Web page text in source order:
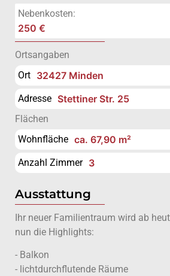
Nebenkosten:
250 €
Ortsangaben
Ort 32427 Minden
Adresse Stettiner Str. 25
Flächen
Wohnfläche ca. 67,90 m²
Anzahl Zimmer 3
Ausstattung
Ihr neuer Familientraum wird ab
nun die Highlights:
- Balkon
- lichtdurchflutende Räume